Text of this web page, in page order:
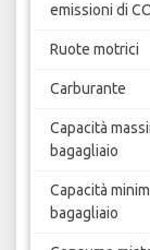
emissioni di
Ruote motrici
Carburante
Capacità
bagagliaio
Capacità
bagagliaio